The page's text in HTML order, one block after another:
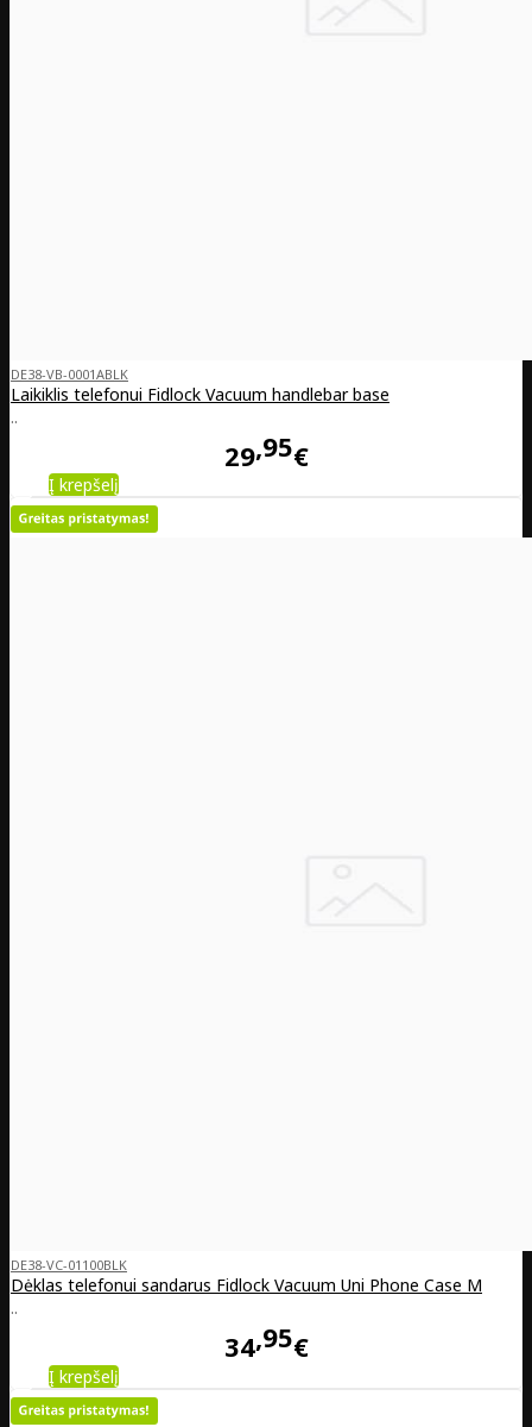
DE38-VB-0001ABLK
Laikiklis telefonui Fidlock Vacuum handlebar base
..
29 95€
Į krepšelį
DE38-VC-01100BLK
Dėklas telefonui sandarus Fidlock Vacuum Uni Phone Case M
..
34 95€
Į krepšelį